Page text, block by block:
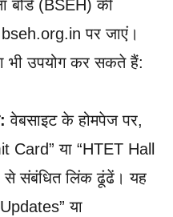
बोर्ड (BSEH) की
पर जाएं।
उपयोग कर सकते हैं:
वेबसाइट के होमपेज पर,
Card” या “HTET Hall
से संबंधित लिंक ढूंढें। यह
या